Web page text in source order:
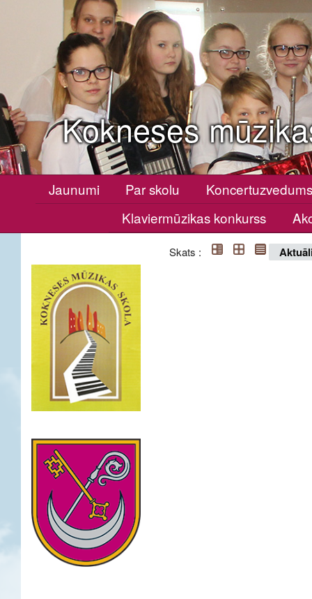
Kokneses
Jaunumi Par skolu
Klaviermūzikas konkurss
Skats :